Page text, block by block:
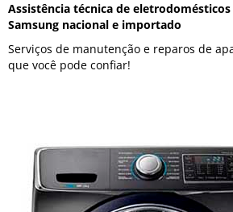
Assistência técnica de eletrodomésticos
Samsung nacional e importado
Serviços de manutenção e reparos de
que você pode confiar!